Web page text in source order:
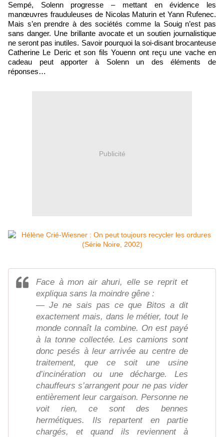
Sempé, Solenn progresse – mettant en évidence les
manœuvres frauduleuses de Nicolas Maturin et Yann Rufenec.
Mais s’en prendre à des sociétés comme la Souig n’est pas
sans danger. Une brillante avocate et un soutien journalistique
ne seront pas inutiles. Savoir pourquoi la soi-disant brocanteuse
Catherine Le Deric et son fils Youenn ont reçu une vache en
cadeau peut apporter à Solenn un des éléments de
réponses…
Publicité
Face à mon air ahuri, elle se reprit et
expliqua sans la moindre gêne :
— Je ne sais pas ce que Bitos a dit
exactement mais, dans le métier, tout le
monde connaît la combine. On est payé
à la tonne collectée. Les camions sont
donc pesés à leur arrivée au centre de
traitement, que ce soit une usine
d’incinération ou une décharge. Les
chauffeurs s’arrangent pour ne pas vider
entièrement leur cargaison. Personne ne
voit rien, ce sont des bennes
hermétiques. Ils repartent en partie
chargés, et quand ils reviennent à